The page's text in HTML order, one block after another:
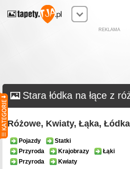
REKLAMA
Stara łódka na łące z
Różowe, Kwiaty, Łąka,
Pojazdy
Statki
Przyroda
Krajobrazy
Łąki
Przyroda
Kwiaty